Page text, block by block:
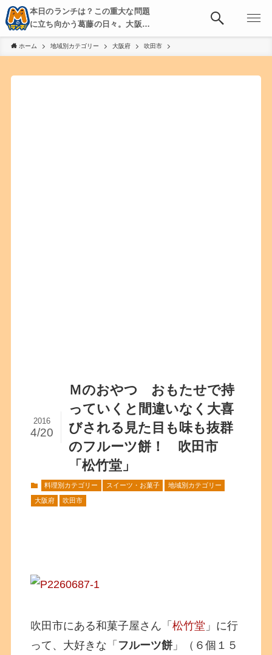
本日のランチは？この重大な問題
に立ち向かう葛藤の日々。大阪・
京都・神戸を中心とした食べ歩
き、飲み歩きを綴る。
ホーム 地域別カテゴリー 大阪府 吹田市
Ｍのおやつ おもたせで持
っていくと間違いなく大喜
びされる見た目も味も抜群
のフルーツ餅！ 吹田市
「松竹堂」
2016
4/20
料理別カテゴリー スイーツ・お菓子 地域別カテゴリー
大阪府 吹田市
吹田市にある和菓子屋さん「松竹堂 」に行
って、大好きな「 フルーツ餅 」（６個１５